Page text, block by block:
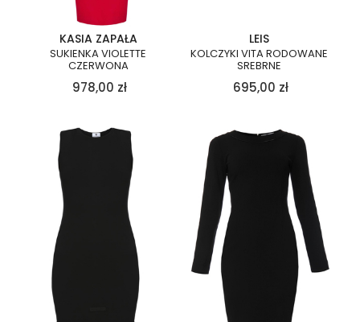
KASIA ZAPAŁA
SUKIENKA VIOLETTE
CZERWONA
978,00 zł
LEIS
KOLCZYKI VITA RODOWANE
SREBRNE
695,00 zł